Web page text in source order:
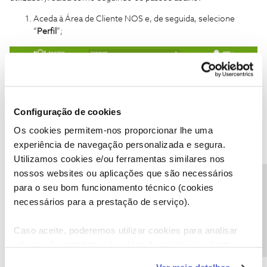
Configuração de cookies
Os cookies permitem-nos proporcionar lhe uma
experiência de navegação personalizada e segura.
Utilizamos cookies e/ou ferramentas similares nos
nossos websites ou aplicações que são necessários
para o seu bom funcionamento técnico (cookies
necessários para a prestação de serviço).
Caso aceite, poderemos utilizar cookies para analisar
Aceda à Área de Cliente NOS e, de seguida, selecione
“ Perfil ”;
Escolha a opção “ Gerir Utilizadores ”